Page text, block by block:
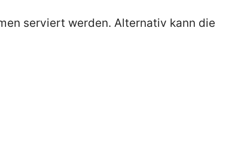
serviert werden. Alternativ kann die